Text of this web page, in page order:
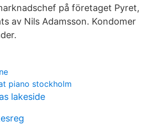
på företaget Pyret,
av Nils Adamsson. Kondomer
piano stockholm
lakeside